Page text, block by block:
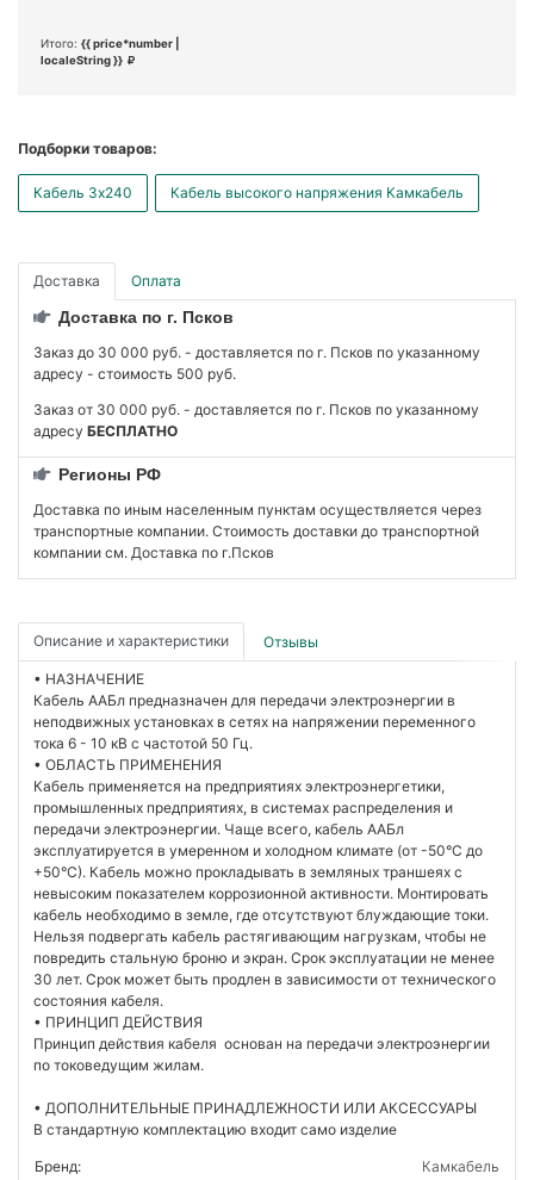
Итого: {{ price*number |
localeString }}
Подборки товаров:
Кабель 3x240 Кабель высокого напряжения Камкабель
Доставка Оплата
Доставка по г. Псков
Заказ до 30 000 руб. - доставляется по г. Псков по указанному
адресу - стоимость 500 руб.
Заказ от 30 000 руб. - доставляется по г. Псков по указанному
адресу БЕСПЛАТНО
Регионы РФ
Доставка по иным населенным пунктам осуществляется через
транспортные компании. Стоимость доставки до транспортной
компании см. Доставка по г.Псков
Описание и характеристики Отзывы
• НАЗНАЧЕНИЕ
Кабель ААБл предназначен для передачи электроэнергии в
неподвижных установках в сетях на напряжении переменного
тока 6 - 10 кВ с частотой 50 Гц.
• ОБЛАСТЬ ПРИМЕНЕНИЯ
Кабель применяется на предприятиях электроэнергетики,
промышленных предприятиях, в системах распределения и
передачи электроэнергии. Чаще всего, кабель ААБл
эксплуатируется в умеренном и холодном климате (от -50°С до
+50°С). Кабель можно прокладывать в земляных траншеях с
невысоким показателем коррозионной активности. Монтировать
кабель необходимо в земле, где отсутствуют блуждающие токи.
Нельзя подвергать кабель растягивающим нагрузкам, чтобы не
повредить стальную броню и экран. Срок эксплуатации не менее
30 лет. Срок может быть продлен в зависимости от технического
состояния кабеля.
• ПРИНЦИП ДЕЙСТВИЯ
Принцип действия кабеля основан на передачи электроэнергии
по токоведущим жилам.
• ДОПОЛНИТЕЛЬНЫЕ ПРИНАДЛЕЖНОСТИ ИЛИ АКСЕССУАРЫ
В стандартную комплектацию входит само изделие
Бренд:
Камкабель